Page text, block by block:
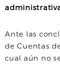
Ante las
de Cuentas
cual aún no